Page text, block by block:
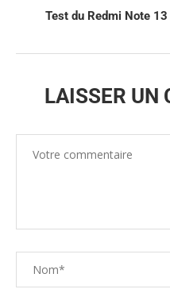
Test du Redmi Note
LAISSER UN